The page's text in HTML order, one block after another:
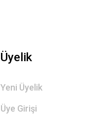
Üyelik
Yeni Üyelik
Üye Girişi